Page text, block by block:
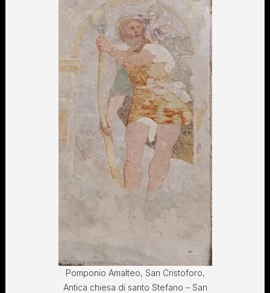
Pomponio Amalteo, San Cristoforo,
Antica chiesa di santo Stefano – San